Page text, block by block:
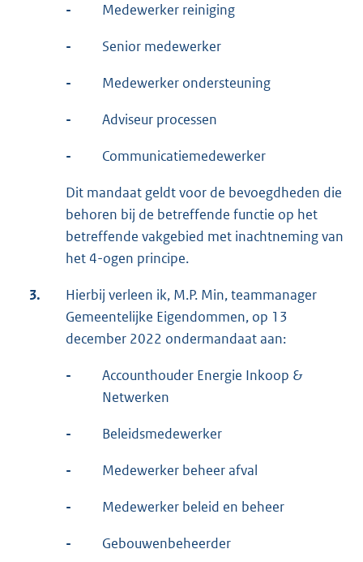
- Medewerker reiniging
- Senior medewerker
- Medewerker ondersteuning
- Adviseur processen
- Communicatiemedewerker
Dit mandaat geldt voor de bevoegdheden die
behoren bij de betreffende functie op het
betreffende vakgebied met inachtneming van
het 4-ogen principe.
3.
Hierbij verleen ik, M.P. Min, teammanager
Gemeentelijke Eigendommen, op 13
december 2022 ondermandaat aan:
-
Accounthouder Energie Inkoop &
Netwerken
- Beleidsmedewerker
- Medewerker beheer afval
- Medewerker beleid en beheer
- Gebouwenbeheerder